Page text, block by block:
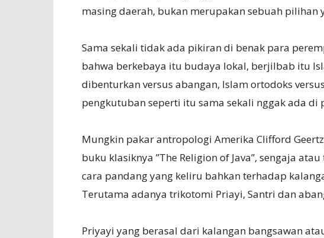
masing daerah, bukan merupakan sebuah pilihan
Sama sekali tidak ada pikiran di benak para
bahwa berkebaya itu budaya lokal, berjilbab itu
dibenturkan versus abangan, Islam ortodoks
pengkutuban seperti itu sama sekali nggak ada di
Mungkin pakar antropologi Amerika Clifford
buku klasiknya ”The Religion of Java”, sengaja
cara pandang yang keliru bahkan terhadap
Terutama adanya trikotomi Priayi, Santri dan
Priyayi yang berasal dari kalangan bangsawan